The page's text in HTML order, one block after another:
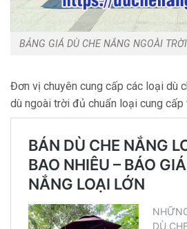
BẢNG GIÁ DÙ CHE NẮNG NGOÀI
Đơn vị chuyên cung cấp các loại dù
dù ngoài trời đủ chuẩn loại cung cấp